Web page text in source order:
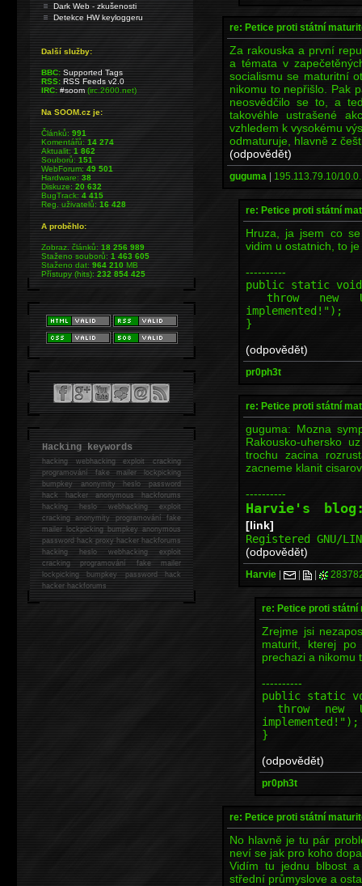
re: Petice proti státní
Za rakouska a první
a témata v
socialismu se maturitní
nikomu to nepřišlo. Pak
neosvědčilo se to, a
takovéhle ustrašené
vzhledem k vysokému
odmaturuje, hlavně z
(odpovědět)
guguma | 195.113.79.10/
re: Petice proti státní
Hruza, ja jsem co
vidim u ostatnich, to
----------
public static
throw new
implemented!");
}
(odpovědět)
pr0ph3t
re: Petice proti státní
guguma: Mozna
Rakousko-uhersko
trochu zacina
zacneme klanit
----------
Harvie's
[link]
Registered GNU/
(odpovědět)
Harvie | | |
re: Petice proti státní
Zrejme jsi
maturit, kterej
prechazi a nikomu
----------
public static
throw new
implemented!");
}
(odpovědět)
pr0ph3t
re: Petice proti státní
No hlavně je tu pár
neví se jak pro koho
Vidím tu jednu blbost
střední průmyslove a
Dark Web - zkušenosti
Detekce HW keyloggeru
Další služby:
BBC: Supported Tags
RSS: RSS Feeds v2.0
IRC: #soom(irc.2600.net)
Na SOOM.cz je:
Článků:991
Komentářů:14 274
Aktualit:1 862
Souborů:151
WebForum:49 501
Hardware:38
Diskuze:20 632
BugTrack:4 415
Reg. uživatelů:16 428
A proběhlo:
Zobraz. článků:18 256 989
Staženo souborů:1 463 605
Staženo dat:964 210MB
Přístupy (hits):232 854 425
Hacking keywords
hackingwebhacking exploit cracking
programování fake mailer lockpicking
bumpkey anonymity heslo password
hackhacker anonymous hackforums
hackingheslo webhacking exploit
cracking anonymity programování fake
mailer lockpicking bumpkey anonymous
password hack proxy hacker hackforums
hacking heslo webhacking exploit
cracking programování fake mailer
lockpicking bumpkey password hack
hackerhackforums